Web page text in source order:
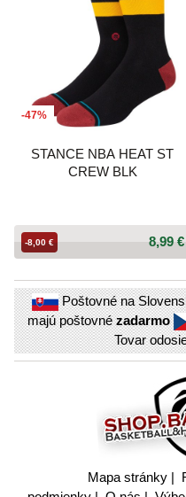
-47%
STANCE NBA HEAT ST
CREW BLK
8,99 €
-8,00 €
Poštovné na
majú poštovnézadarmo
Tovar
Mapa stránky |